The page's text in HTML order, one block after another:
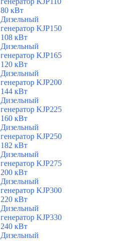
80 кВт
Дизельный
генератор KJP150
108 кВт
Дизельный
генератор KJP165
120 кВт
Дизельный
генератор KJP200
144 кВт
Дизельный
генератор KJP225
160 кВт
Дизельный
генератор KJP250
182 кВт
Дизельный
генератор KJP275
200 кВт
Дизельный
генератор KJP300
220 кВт
Дизельный
генератор KJP330
240 кВт
Дизельный